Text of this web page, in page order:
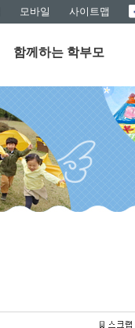
모바일 사이트맵
함께하는 학부모